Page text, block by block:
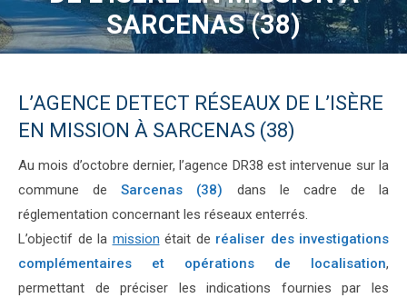
SARCENAS (38)
L’AGENCE DETECT RÉSEAUX DE L’ISÈRE
EN MISSION À SARCENAS (38)
Au mois d’octobre dernier, l’agence DR38 est intervenue sur la
commune deSarcenas (38) dans le cadre de la
réglementation concernant les réseaux enterrés.
L’objectif de la mission était de réaliser des investigations
complémentaires et opérations de localisation,
permettant de préciser les indications fournies par les